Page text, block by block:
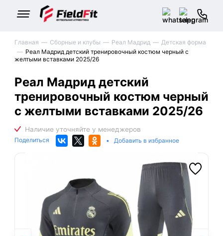
Главная Сборные и клубы Реал Мадрид
Детская форма
Реал Мадрид детский тренировочный костюм черный с
желтыми вставками 2025/26
Реал Мадрид детский
тренировочный костюм черный
с желтыми вставками 2025/26
Поделиться • Добавить в избранное